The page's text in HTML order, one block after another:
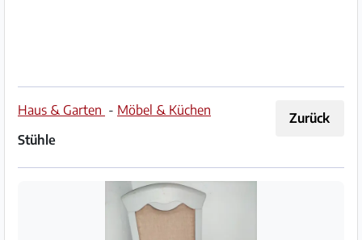
Hilfe
FAQ
Zurück
Haus & Garten - Möbel & Küchen
Stühle